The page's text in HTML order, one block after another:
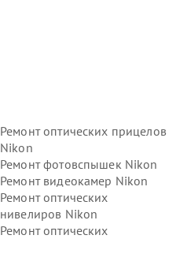
Ремонт оптических прицелов
Nikon
Ремонт фотовспышек Nikon
Ремонт видеокамер Nikon
Ремонт оптических
нивелиров Nikon
Ремонт оптических